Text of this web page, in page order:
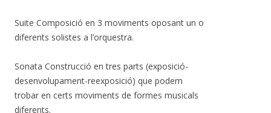
Suite Composició en 3 moviments oposant un o
diferents solistes a l’orquestra.
Sonata Construcció en tres parts (exposició-
desenvolupament-reexposició) que podem
trobar en certs moviments de formes musicals
diferents.